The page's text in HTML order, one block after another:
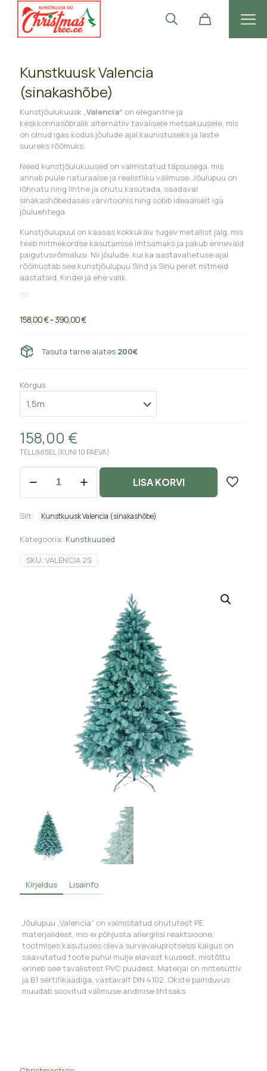
Kirjeldus Lisainfo
Jõulupuu „Valencia“ on valmistatud ohututest PE
materjalidest, mis ei põhjusta allergilisi reaktsioone,
tootmises kasutuses oleva survevaluprotsessi käigus on
saavutatud toote puhul mulje elavast kuusest, mistõttu
erineb see tavalistest PVC puudest. Materjal on mittesüttiv
ja B1 sertifikaadiga, vastavalt DIN 4102. Okste painduvus
muudab soovitud välimuse andmise lihtsaks.
Kunstkuusk Valencia
(sinakashõbe)
Kunstjõulukuusk „Valencia“ on elegantne ja
keskkonnasõbralik alternatiiv tavalisele metsakuusele, mis
on olnud igas kodus jõulude ajal kaunistuseks ja laste
suureks rõõmuks.
Need kunstjõulukuused on valmistatud täpsusega, mis
annab puule naturaalse ja realistliku välimuse. Jõulupuu on
lõhnatu ning lihtne ja ohutu kasutada, saadaval
sinakashõbedases värvitoonis ning sobib ideaalselt iga
jõuluehtega.
Kunstjõulupuul on kaasas kokkukäiv tugev metallist jalg, mis
teeb mitmekordse kasutamise lihtsamaks ja pakub erinevaid
paigutusvõimalusi. Nii jõulude, kui ka aastavahetuse ajal
rõõmustab see kunstjõulupuu Sind ja Sinu peret mitmeid
aastataid. Kindel ja ehe valik.
158,00€–390,00€Price
158,00 €
through
390,00 €
Tasuta tarne alates 200€
Kõrgus
158,00 €
TELLIMISEL (KUNI 10 PÄEVA)
Valencia
LISA KORVI
Silt: Kunstkuusk Valencia (sinakashõbe)
Kategooria: Kunstkuused
SKU: VALENCIA 2S